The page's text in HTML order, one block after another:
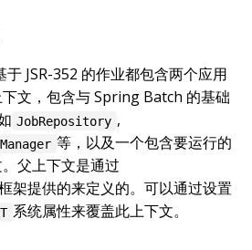
JSR-352 的作业都包含两个应用
文，包含与 Spring Batch 的基础
JobRepository ,
等，以及一个包含要运行的
父上下文是通过
架提供的来定义的。可以通过设置
系统属性来覆盖此上下文。